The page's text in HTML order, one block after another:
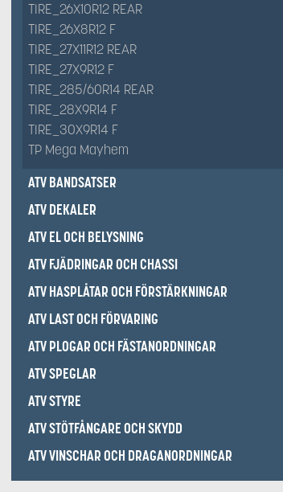
TIRE_26X10R12 REAR
TIRE_26X8R12 F
TIRE_27X11R12 REAR
TIRE_27X9R12 F
TIRE_285/60R14 REAR
TIRE_28X9R14 F
TIRE_30X9R14 F
TP Mega Mayhem
ATV BANDSATSER
ATV DEKALER
ATV EL OCH BELYSNING
ATV FJÄDRINGAR OCH CHASSI
ATV HASPLÅTAR OCH FÖRSTÄRKNINGAR
ATV LAST OCH FÖRVARING
ATV PLOGAR OCH FÄSTANORDNINGAR
ATV SPEGLAR
ATV STYRE
ATV STÖTFÅNGARE OCH SKYDD
ATV VINSCHAR OCH DRAGANORDNINGAR